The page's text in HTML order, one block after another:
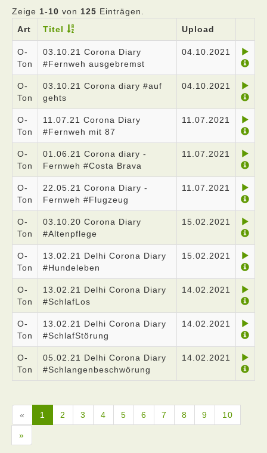
Zeige 1-10 von 125 Einträgen.
Art
Titel Upload
O-
Ton
03.10.21 Corona Diary
#Fernweh ausgebremst
04.10.2021
O-
Ton
03.10.21 Corona diary #auf
gehts
04.10.2021
O-
Ton
11.07.21 Corona Diary
#Fernweh mit 87
11.07.2021
O-
Ton
01.06.21 Corona diary -
Fernweh #Costa Brava
11.07.2021
O-
Ton
22.05.21 Corona Diary -
Fernweh #Flugzeug
11.07.2021
O-
Ton
03.10.20 Corona Diary
#Altenpflege
15.02.2021
O-
Ton
13.02.21 Delhi Corona Diary
#Hundeleben
15.02.2021
O-
Ton
13.02.21 Delhi Corona Diary
#SchlafLos
14.02.2021
O-
Ton
13.02.21 Delhi Corona Diary
#SchlafStörung
14.02.2021
O-
Ton
05.02.21 Delhi Corona Diary
#Schlangenbeschwörung
14.02.2021
« 1 2 3 4 5 6 7 8 9 10
»